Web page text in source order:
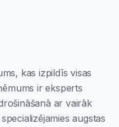
kas izpildīs visas
ir eksperts
ar vairāk
augstas